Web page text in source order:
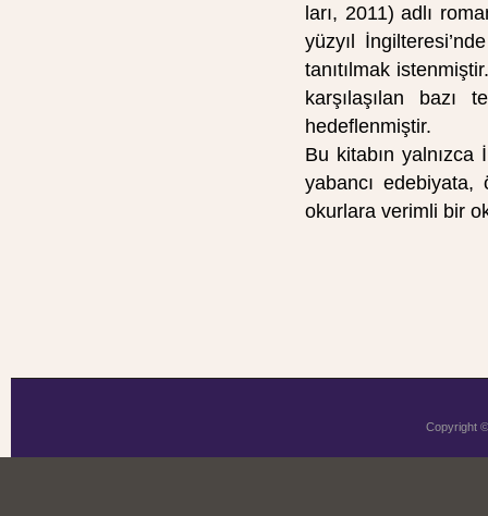
ları, 2011) adlı
yüzyıl
tanıtılmak
karşılaşılan bazı
hedeflenmiştir.
Bu kitabın yalnızca
yabancı edebiyata,
okurlara verimli bir
Copyright